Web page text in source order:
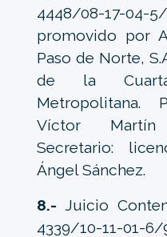
4448/08-17-04-
promovido por
Paso de Norte,
de la
Metropolitana.
Víctor Martín
Secretario:
Ángel Sánchez.
8.- Juicio
4339/10-11-01-